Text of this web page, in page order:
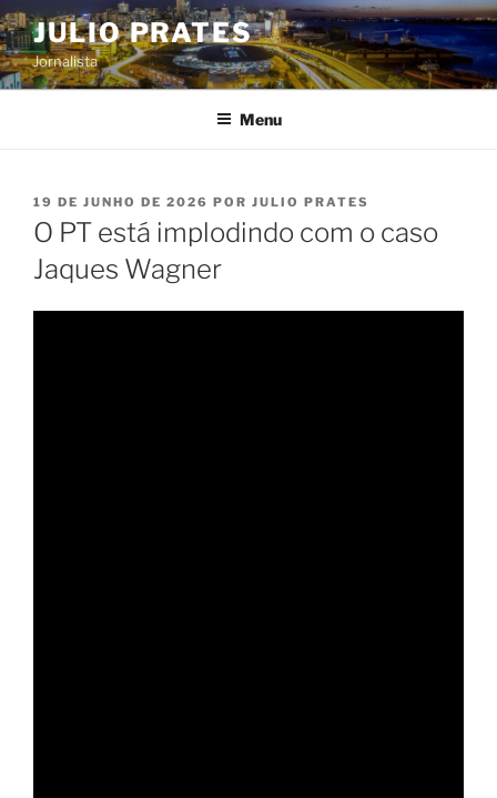
Pular
para
o
conteúdo
JULIO PRATES
Jornalista
Menu
PUBLICADO
EM
19 DE JUNHO DE 2026 POR JULIO PRATES
O PT está implodindo com o caso
Jaques Wagner